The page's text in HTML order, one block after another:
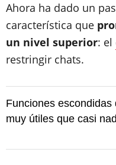
Ahora ha dado un
característica que
un nivel superior: el
restringir chats.
Funciones escondidas
muy útiles que casi